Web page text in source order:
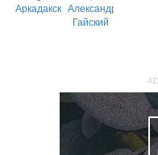
АркадакскийАлександрово-
Гайский